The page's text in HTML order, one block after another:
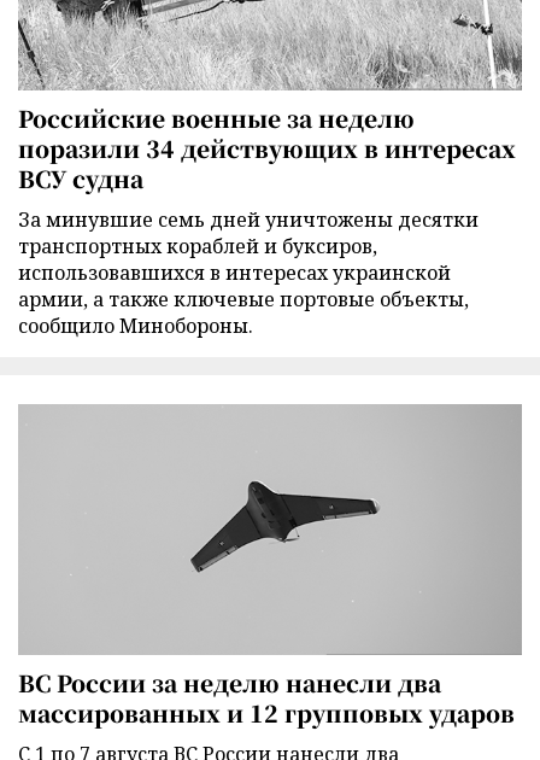
Российские военные за неделю
поразили 34 действующих в интересах
ВСУ судна
За минувшие семь дней уничтожены десятки
транспортных кораблей и буксиров,
использовавшихся в интересах украинской
армии, а также ключевые портовые объекты,
сообщило Минобороны.
ВС России за неделю нанесли два
массированных и 12 групповых ударов
С 1 по 7 августа ВС России нанесли два